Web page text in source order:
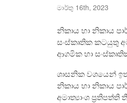
මාර්තු 16th, 2023
නිකාය හා නිකාය
සංස්කෘතික කටයුතු
ආගමික හා
ශාසනික වශයෙන්
නිකාය හා නිකාය
අමාත්‍යාංශ